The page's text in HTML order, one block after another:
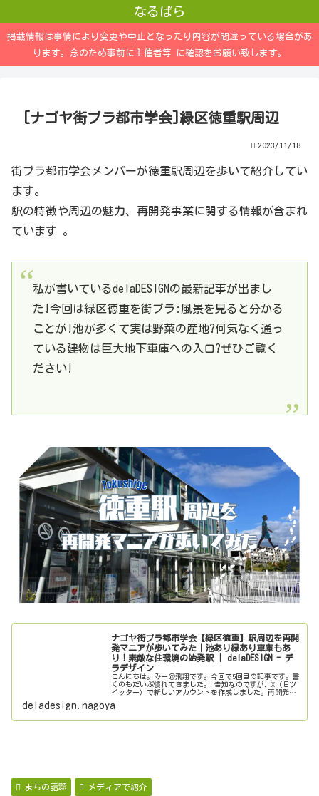
なるぱら
掲載情報は事情により変更や中止となったり内容が間違っている場合があ
ります。念のため事前に主催者等 に確認をお願い致します。
[ナゴヤ街ブラ都市学会]緑区徳重駅周辺
2023/11/18
街ブラ都市学会メンバーが徳重駅周辺を歩いて紹介してい
ます。
駅の特徴や周辺の魅力、再開発事業に関する情報が含まれ
ています 。
私が書いているdelaDESIGNの最新記事が出まし
た!今回は緑区徳重を街ブラ:風景を見ると分かる
ことが!池が多くて実は野菜の産地?何気なく通っ
ている建物は巨大地下車庫への入口?ぜひご覧く
ださい!
ナゴヤ街ブラ都市学会【緑区徳重】駅周辺を再開
発マニアが歩いてみた｜池あり緑あり車庫もあ
り！素敵な住環境の始発駅 | delaDESIGN - デ
ラデザイン
こんにちは。みー＠飛翔です。今回で5回目の記事です。書
くのもだいぶ慣れてきました。 告知なのですが、X（旧ツ
イッター）で新しいアカウントを作成しました。再開発以
と思います。delaDESI
deladesign.nagoya
まちの話題 メディアで紹介